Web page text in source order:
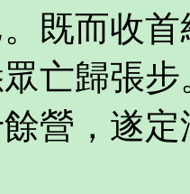
既而收
眾亡歸張
營，遂定